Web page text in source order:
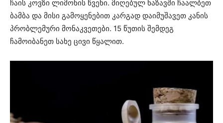
ჩაის კოვზი ლიმონის წვენი. მიღებულ ნაზავში ჩაალბეთ
ბამბა და მისი გამოყენებით კარგად დაიმუშავეთ კანის
პრობლემური მონაკვეთები. 15 წუთის შემდეგ
ჩამოიბანეთ სახე ცივი წყალით.